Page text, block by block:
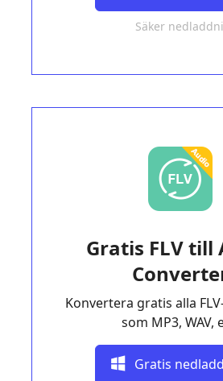
Säker
Gratis FLV till
Konvertera gratis alla
som MP3, WAV,
Gratis